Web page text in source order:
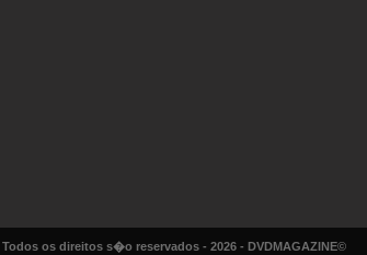
Todos os direitos s�o reservados - 2026 - DVDMAGAZINE©